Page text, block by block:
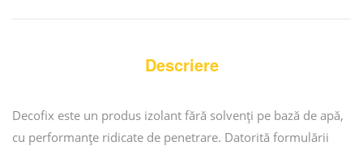
Descriere
Decofix este un produs izolant fără solvenți pe bază de apă,
cu performanțe ridicate de penetrare. Datorită formulării